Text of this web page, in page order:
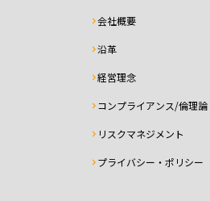
会社概要
沿革
経営理念
コンプライアンス/倫理論
リスクマネジメント
プライバシー・ポリシー